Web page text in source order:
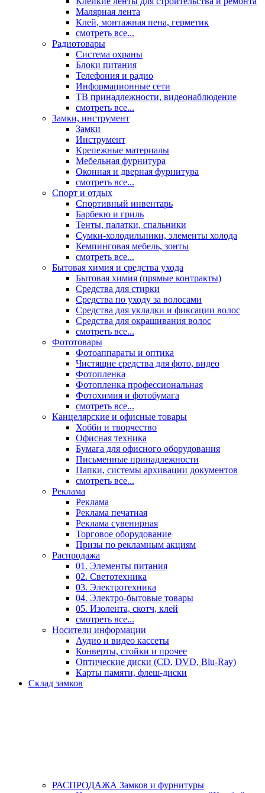
Малярная лента
Клей, монтажная пена, герметик
смотреть все...
Радиотовары
Система охраны
Блоки питания
Телефония и радио
Информационные сети
ТВ принадлежности, видеонаблюдение
смотреть все...
Замки, инструмент
Замки
Инструмент
Крепежные материалы
Мебельная фурнитура
Оконная и дверная фурнитура
смотреть все...
Спорт и отдых
Спортивный инвентарь
Барбекю и гриль
Тенты, палатки, спальники
Сумки-холодильники, элементы холода
Кемпинговая мебель, зонты
смотреть все...
Бытовая химия и средства ухода
Бытовая химия (прямые контракты)
Средства для стирки
Средства по уходу за волосами
Средства для укладки и фиксации волос
Средства для окрашивания волос
смотреть все...
Фототовары
Фотоаппараты и оптика
Чистящие средства для фото, видео
Фотопленка
Фотопленка профессиональная
Фотохимия и фотобумага
смотреть все...
Канцелярские и офисные товары
Хобби и творчество
Офисная техника
Бумага для офисного оборудования
Письменные принадлежности
Папки, системы архивации документов
смотреть все...
Реклама
Реклама
Реклама печатная
Реклама сувенирная
Торговое оборудование
Призы по рекламным акциям
Распродажа
01. Элементы питания
02. Светотехника
03. Электротехника
04. Электро-бытовые товары
05. Изолента, скотч, клей
смотреть все...
Носители информации
Аудио и видео кассеты
Конверты, стойки и прочее
Оптические диски (CD, DVD, Blu-Ray)
Карты памяти, флеш-диски
Склад замков
РАСПРОДАЖА Замков и фурнитуры